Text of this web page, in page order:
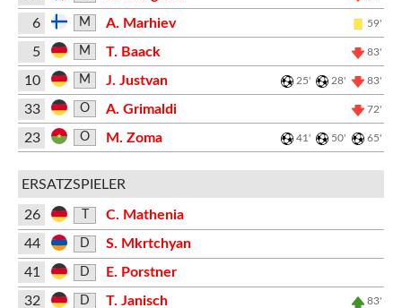
6 M A. Marhiev 59'
5 M T. Baack 83'
10 M J. Justvan 25' 28' 83'
33 O A. Grimaldi 72'
23 O M. Zoma 41' 50' 65'
ERSATZSPIELER
26
C. Mathenia
44
D
S. Mkrtchyan
41
D
E. Porstner
32
D T. Janisch 83'